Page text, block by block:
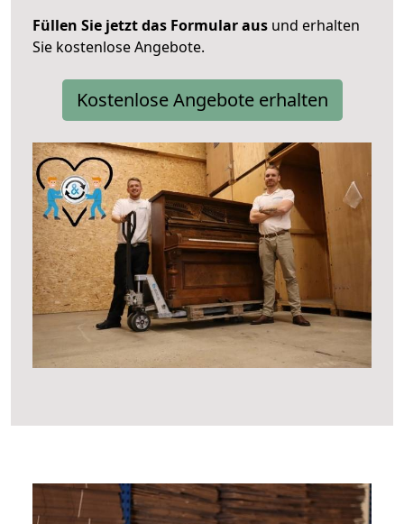
Füllen Sie jetzt das Formular aus und erhalten
Sie kostenlose Angebote.
Kostenlose Angebote erhalten